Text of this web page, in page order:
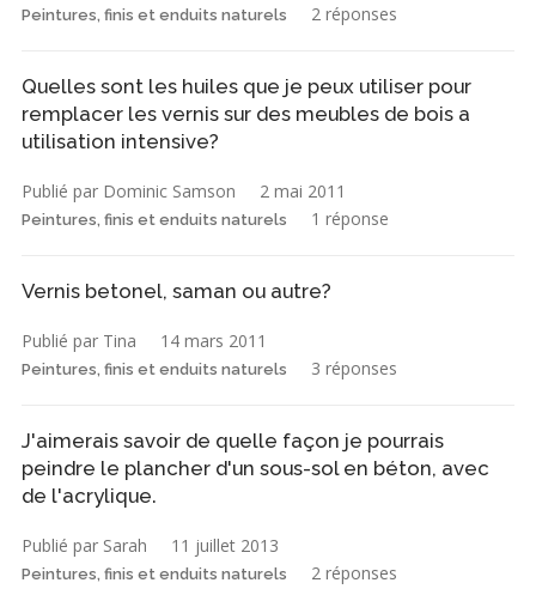
Peintures, finis et enduits naturels 2 réponses
Quelles sont les huiles que je peux utiliser pour
remplacer les vernis sur des meubles de bois a
utilisation intensive?
Publié par Dominic Samson 2 mai 2011
Peintures, finis et enduits naturels 1 réponse
Vernis betonel, saman ou autre?
Publié par Tina 14 mars 2011
Peintures, finis et enduits naturels 3 réponses
J'aimerais savoir de quelle façon je pourrais
peindre le plancher d'un sous-sol en béton, avec
de l'acrylique.
Publié par Sarah 11 juillet 2013
Peintures, finis et enduits naturels 2 réponses